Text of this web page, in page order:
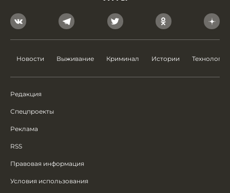
Новости Выживание Криминал Истории Технологии
Редакция
Спецпроекты
Реклама
RSS
Правовая информация
Условия использования